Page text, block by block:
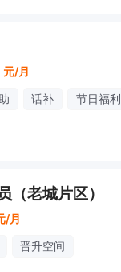
元/月
话补 节日福利
（老城片区）
/月
晋升空间